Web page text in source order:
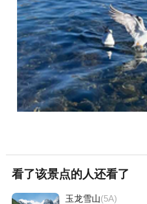
看了该景点的人还看了
玉龙雪山(5A)